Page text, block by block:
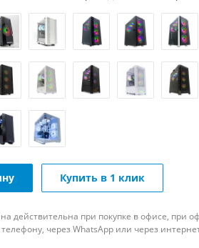
Купить в 1 клик
действительна при покупке в офисе, при
телефону, через WhatsApp или через